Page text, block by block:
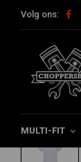
Volg ons:
MULTI-FIT
Home The
CARHARTT
Effen